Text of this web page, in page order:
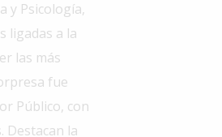
y Psicología,
ligadas a la
las más
fue
Público, con
Destacan la